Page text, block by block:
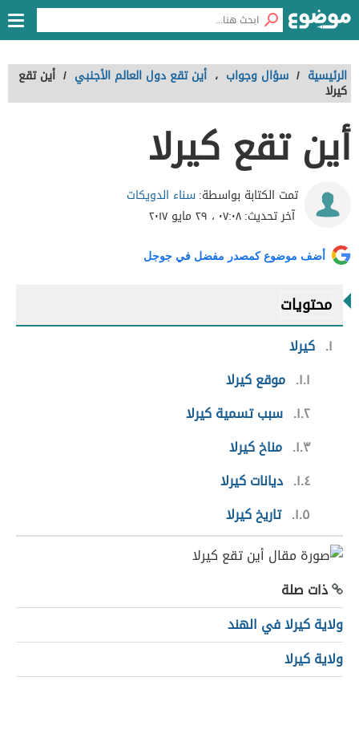
الرئيسية / سؤال وجواب ، أين تقع دول العالم الأجنبي / أين تقع
كيرلا
أين تقع كيرلا
تمت الكتابة بواسطة:سناء الدويكات
آخر تحديث:٠٧:٠٨ ، ٢٩ مايو ٢٠١٧
أضف موضوع كمصدر مفضل في جوجل
محتويات
١ كيرلا
١.١ موقع كيرلا
١.٢ سبب تسمية كيرلا
١.٣ مناخ كيرلا
١.٤ ديانات كيرلا
١.٥ تاريخ كيرلا
ذات صلة
ولاية كيرلا في الهند
ولاية كيرلا